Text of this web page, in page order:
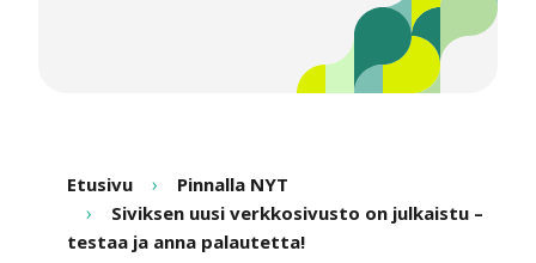
Etusivu
Pinnalla NYT
Siviksen uusi verkkosivusto on julkaistu –
testaa ja anna palautetta!